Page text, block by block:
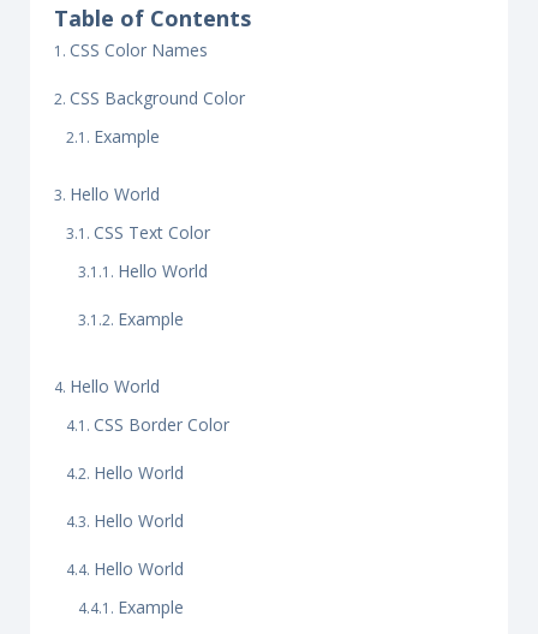
Table of Contents
CSS Color Names
CSS Background Color
Example
Hello World
CSS Text Color
Hello World
Example
Hello World
CSS Border Color
Hello World
Hello World
Hello World
Example